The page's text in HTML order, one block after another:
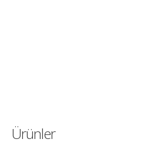
Ürünler